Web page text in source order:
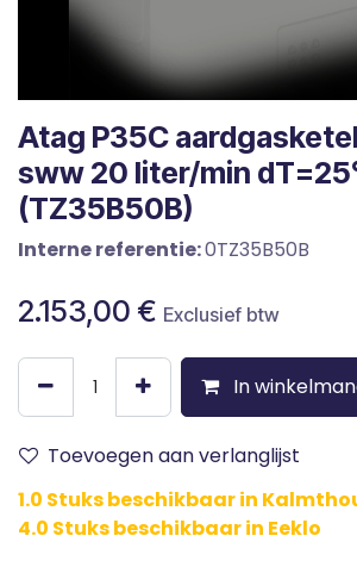
Atag P35C
sww 20 liter/min
(TZ35B50B)
Interne referentie:0TZ35B50B
2.153,00 € Exclusief btw
In
Toevoegen aan verlanglijst
1.0 Stuks beschikbaar in
4.0 Stuks beschikbaar in Eeklo